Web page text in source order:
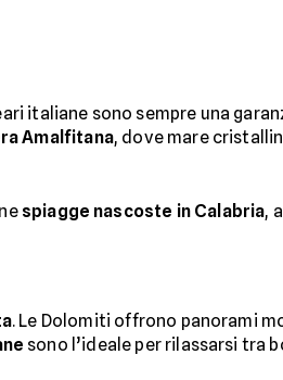
italiane sono sempre una
Amalfitana, dove mare
spiagge nascoste in Calabria,
. Le Dolomiti offrono panorami
sono l’ideale per rilassarsi tra